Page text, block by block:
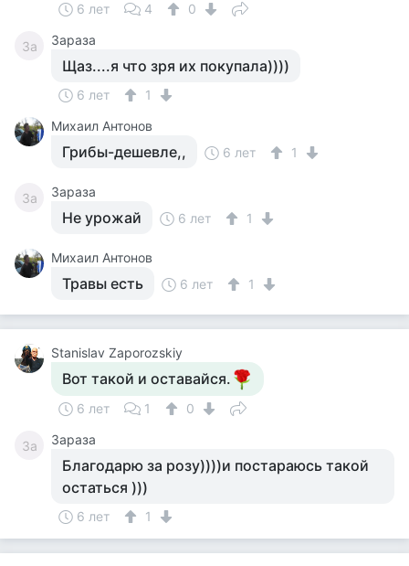
6 лет 4 0
За Зараза
Щаз....я что зря их покупала))))
6 лет
1
Михаил Антонов
Грибы-дешевле,, 6 лет 1
За Зараза
Не урожай 6 лет 1
Михаил Антонов
Травы есть 6 лет 1
Stanislav Zaporozskiy
Вот такой и оставайся.
6 лет 1 0
За Зараза
Благодарю за розу))))и постараюсь такой
остаться )))
6 лет 1